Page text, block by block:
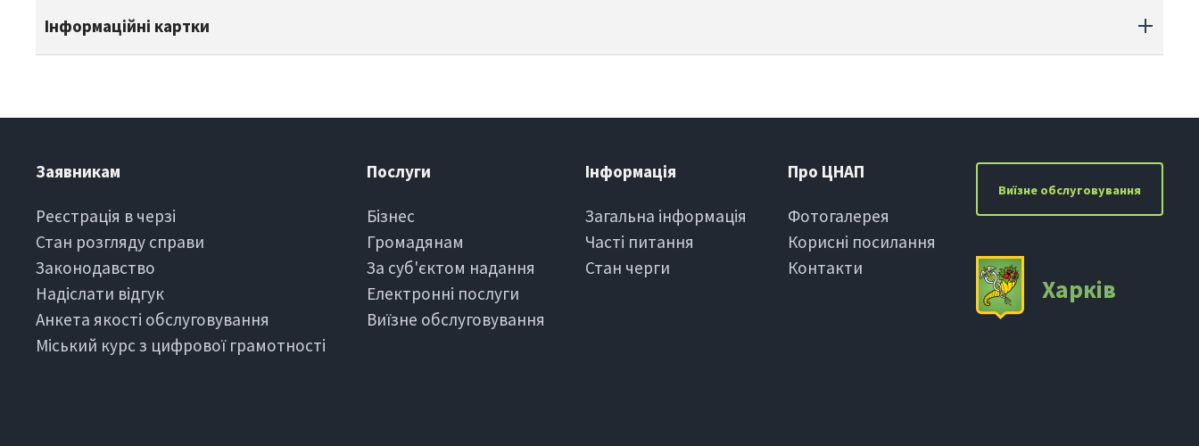
Інформаційні картки
Заявникам
Реєстрація в черзi
Стан розгляду справи
Законодавство
Надіслати вiдгук
Анкета якості обслуговування
Міський курс з цифрової грамотності
Послуги
Бiзнес
Громадянам
За суб'єктом надання
Електроннi послуги
Виїзне обслуговування
Iнформацiя
Загальна інформація
Частi питання
Стан черги
Про ЦНАП
Фотогалерея
Корисні посилання
Контакти
Виїзне обслуговування
Харкiв